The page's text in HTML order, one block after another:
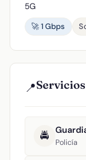
5G
🚀 1 Gbps
📍
🚔 Policía